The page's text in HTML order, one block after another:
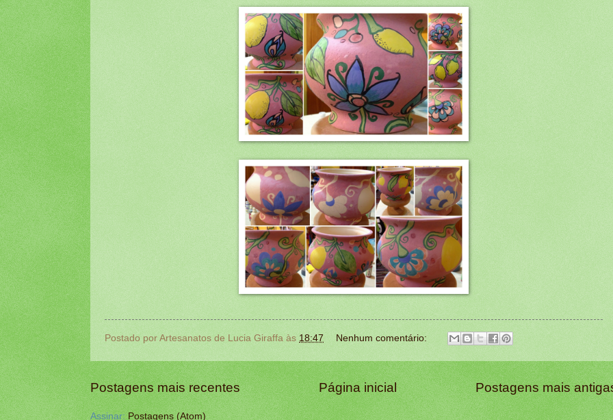
Postado por Artesanatos de Lucia Giraffa às 18:47 Nenhum comentário:
Postagens mais recentes Postagens mais
Página inicial
Assinar: Postagens (Atom)